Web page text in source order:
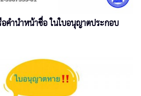
คำนำหน้าชื่อ ในใบอนุญาตประกอบ